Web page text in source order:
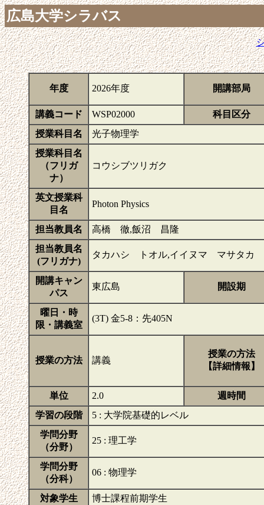
広島大学シラバス
年度 2026年度 開講部局
講義コード WSP02000
科目区分
授業科目名
光子物理学
授業科目名
（フリガ
ナ）
コウシブツリガク
英文授業科
目名
Photon Physics
担当教員名
高橋 徹,飯沼 昌隆
担当教員名
(フリガナ)
タカハシ トオル,イイヌマ マサタカ
開講キャン
パス
東広島 開設期
曜日・時
限・講義室
(3T) 金5-8：先405N
授業の方法 講義
授業の方法
【詳細情報】
単位 2.0
週時間
学習の段階
5 : 大学院基礎的レベル
学問分野
（分野）
25 : 理工学
学問分野
（分科）
06 : 物理学
対象学生
博士課程前期学生